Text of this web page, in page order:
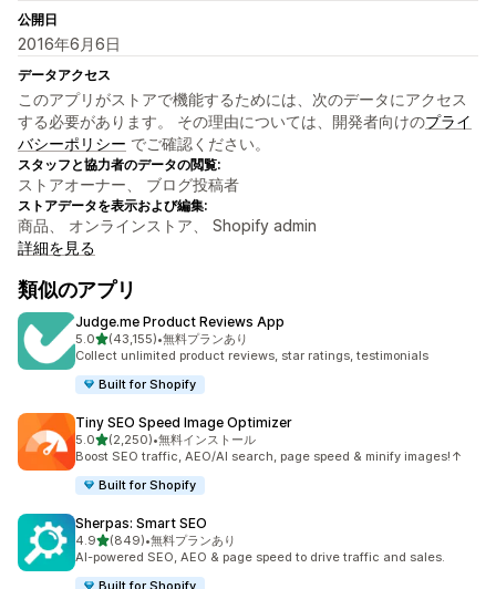
公開日
2016年6月6日
データアクセス
このアプリがストアで機能するためには、次のデータにアクセス
する必要があります。 その理由については、開発者向けのプライ
バシーポリシー でご確認ください。
スタッフと協力者のデータの閲覧:
ストアオーナー、 ブログ投稿者
ストアデータを表示および編集:
商品、 オンラインストア、 Shopify admin
詳細を見る
類似のアプリ
Judge.me Product Reviews App
5.05つ星中
(43,155)
合計レビュー数：43155件
•無料プランあり
Collect unlimited product reviews, star ratings, testimonials
Built for Shopify
Tiny SEO Speed Image Optimizer
5.05つ星中
(2,250)
合計レビュー数：2250件
•無料インストール
Boost SEO traffic, AEO/AI search, page speed & minify images!↑
Built for Shopify
Sherpas: Smart SEO
4.95つ星中
(849)
合計レビュー数：849件
•無料プランあり
AI-powered SEO, AEO & page speed to drive traffic and sales.
Built for Shopify